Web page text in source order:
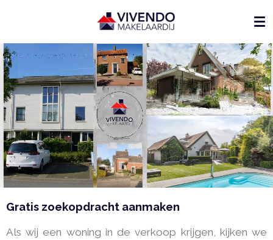
naar
de
hoofdinhoud
Gratis zoekopdracht aanmaken
Als wij een woning in de verkoop krijgen, kijken we